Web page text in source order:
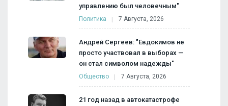
управлению был человечным"
Политика 7 Августа, 2026
Андрей Сергеев: "Евдокимов не
просто участвовал в выборах —
он стал символом надежды"
Общество 7 Августа, 2026
21 год назад в автокатастрофе